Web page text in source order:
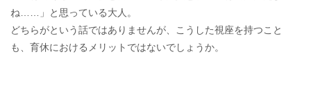
ね……」と思っている大人。
どちらがという話ではありませんが、こうした視座を持つこと
も、育休におけるメリットではないでしょうか。